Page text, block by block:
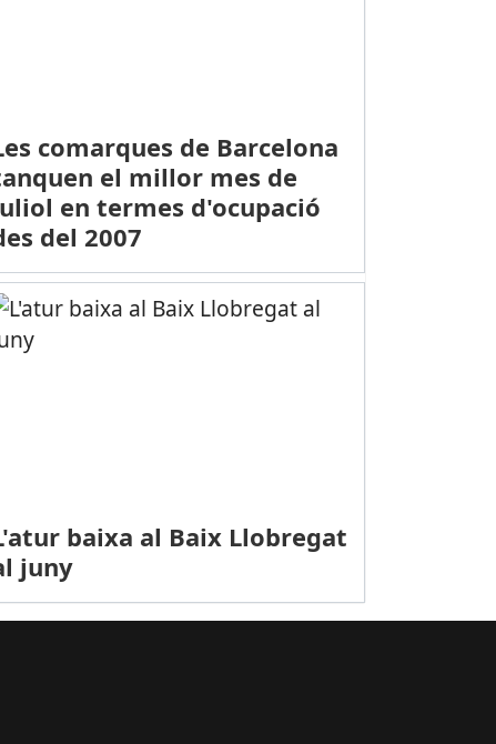
comarques de Barcelona
el millor mes de
en termes d'ocupació
del 2007
baixa al Baix Llobregat
juny